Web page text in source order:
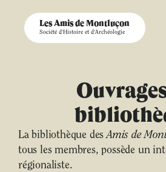
Les Amis de Montluçon
Société d'Histoire et d'Archéologie
La bibliothèque desAmis de
tous les membres, possède un
régionaliste.